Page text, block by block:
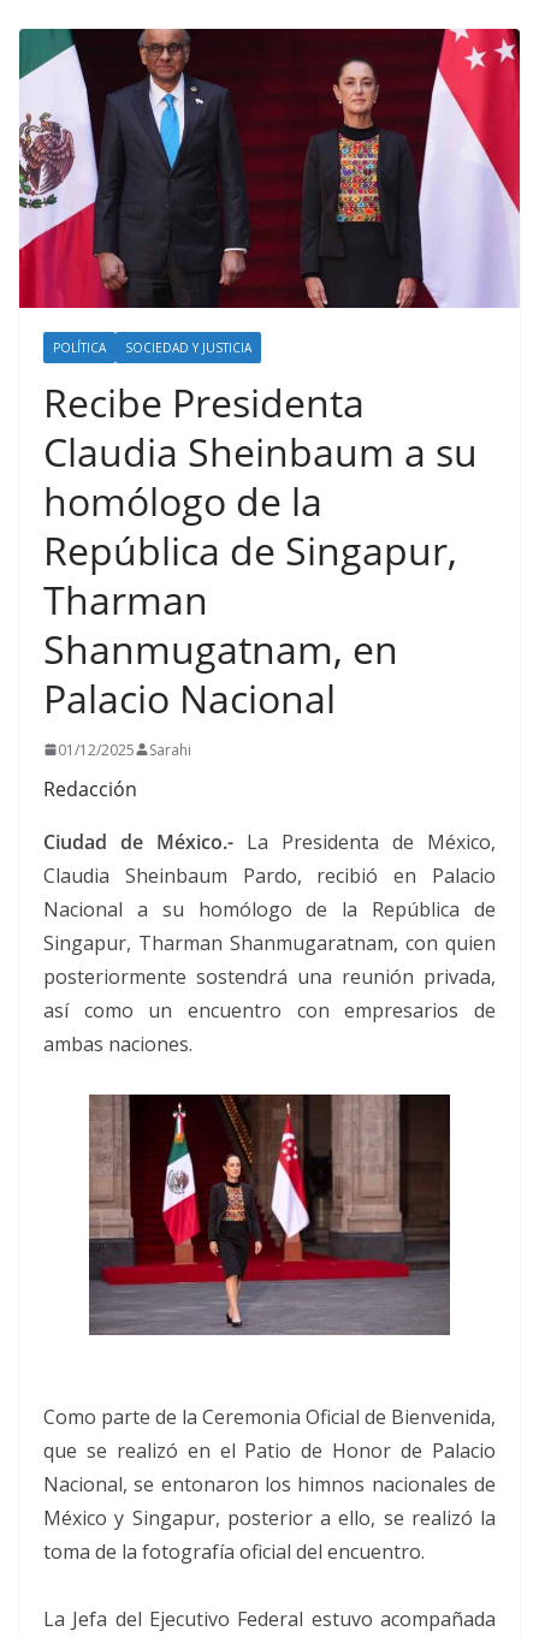
POLÍTICA SOCIEDAD Y JUSTICIA
Recibe Presidenta
Claudia Sheinbaum a su
homólogo de la
República de Singapur,
Tharman
Shanmugatnam, en
Palacio Nacional
01/12/2025 Sarahi
Redacción
Ciudad de México.- La Presidenta de México,
Claudia Sheinbaum Pardo, recibió en Palacio
Nacional a su homólogo de la República de
Singapur, Tharman Shanmugaratnam, con quien
posteriormente sostendrá una reunión privada,
así como un encuentro con empresarios de
ambas naciones.
Como parte de la Ceremonia Oficial de Bienvenida,
que se realizó en el Patio de Honor de Palacio
Nacional, se entonaron los himnos nacionales de
México y Singapur, posterior a ello, se realizó la
toma de la fotografía oficial del encuentro.
La Jefa del Ejecutivo Federal estuvo acompañada